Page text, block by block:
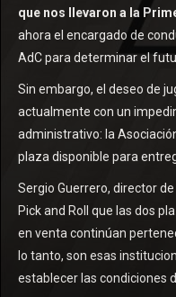
que nos llevaron a la
ahora el encargado de
AdC para determinar el
Sin embargo, el deseo de
actualmente con un
administrativo: la
plaza disponible para
Sergio Guerrero, director
Pick and Roll que las dos
en venta continúan
lo tanto, son esas
establecer las condiciones